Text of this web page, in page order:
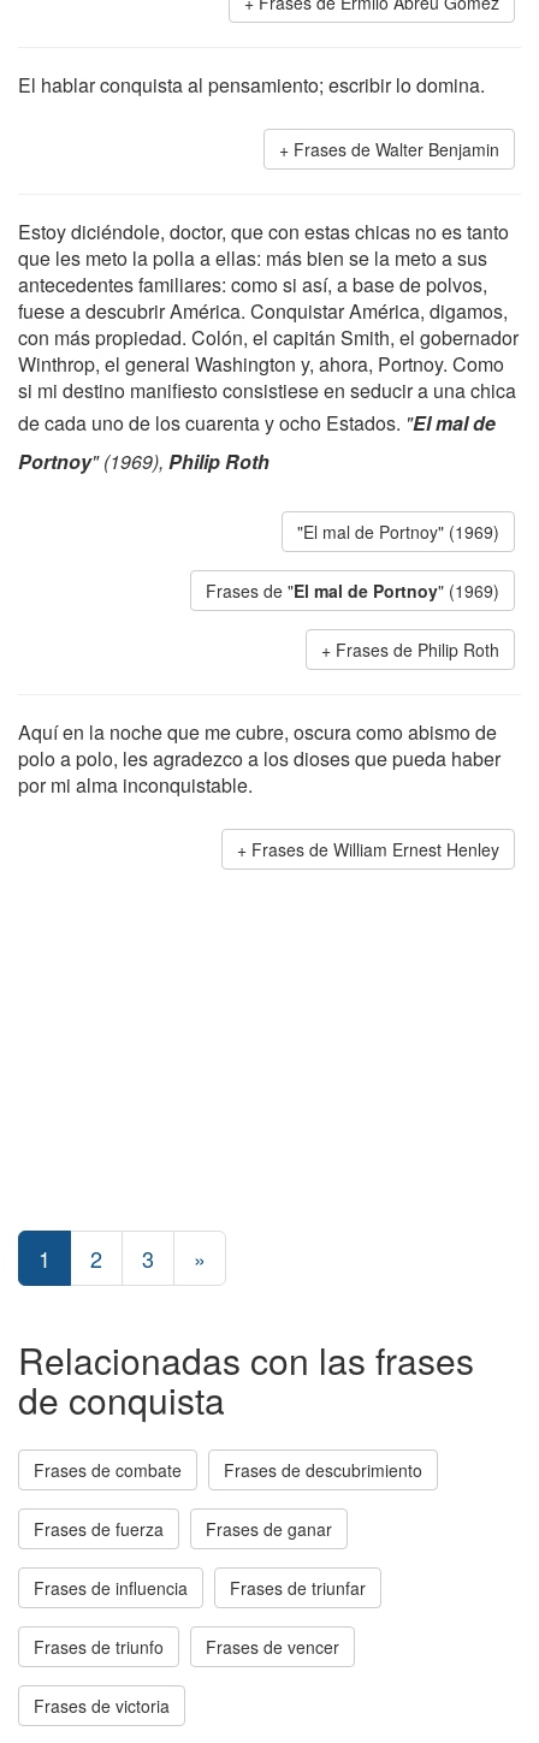
El hablar conquista al pensamiento; escribir lo domina.
Frases de Walter Benjamin
Estoy diciéndole, doctor, que con estas chicas no es tanto
que les meto la polla a ellas: más bien se la meto a sus
antecedentes familiares: como si así, a base de polvos,
fuese a descubrir América. Conquistar América, digamos,
con más propiedad. Colón, el capitán Smith, el gobernador
Winthrop, el general Washington y, ahora, Portnoy. Como
si mi destino manifiesto consistiese en seducir a una chica
de cada uno de los cuarenta y ocho Estados. "El mal de
Portnoy" (1969), Philip Roth
"El mal de Portnoy" (1969)
Frases de "El mal de Portnoy" (1969)
Frases de Philip Roth
Aquí en la noche que me cubre, oscura como abismo de
polo a polo, les agradezco a los dioses que pueda haber
por mi alma inconquistable.
Frases de William Ernest Henley
1 2 3 »
Relacionadas con las frases
de conquista
Frases de combate Frases de descubrimiento
Frases de fuerza Frases de ganar
Frases de influencia Frases de triunfar
Frases de triunfo Frases de vencer
Frases de victoria